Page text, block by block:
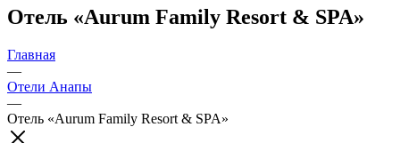
Отель «Aurum Family Resort & SPA»
Главная
—
Отели Анапы
—
Отель «Aurum Family Resort & SPA»